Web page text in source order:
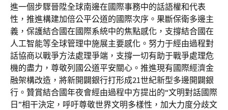
進一個步驟晉陞全球南邊在國際事務中的話語權和代表
性，推進構建加倍公平公道的國際次序。果斷保衛多邊主
義，保護結合國在國際系統中的焦點感化，支撐結合國在
人工智能等全球管理中施展主要感化。努力于經由過程對
話協商以戰爭方法處理爭端，支撐一切有助于戰爭處理危
機的盡力，尊敬列國公道平安關心。推進現有國際經濟金
融架構改造，將新開闢銀行打形成21世紀新型多邊開闢銀
行。贊賞結合國年夜會經由過程中方提出的“文明對話國際
日”相干決定，呼吁尊敬世界文明多樣性，加大力度分歧文